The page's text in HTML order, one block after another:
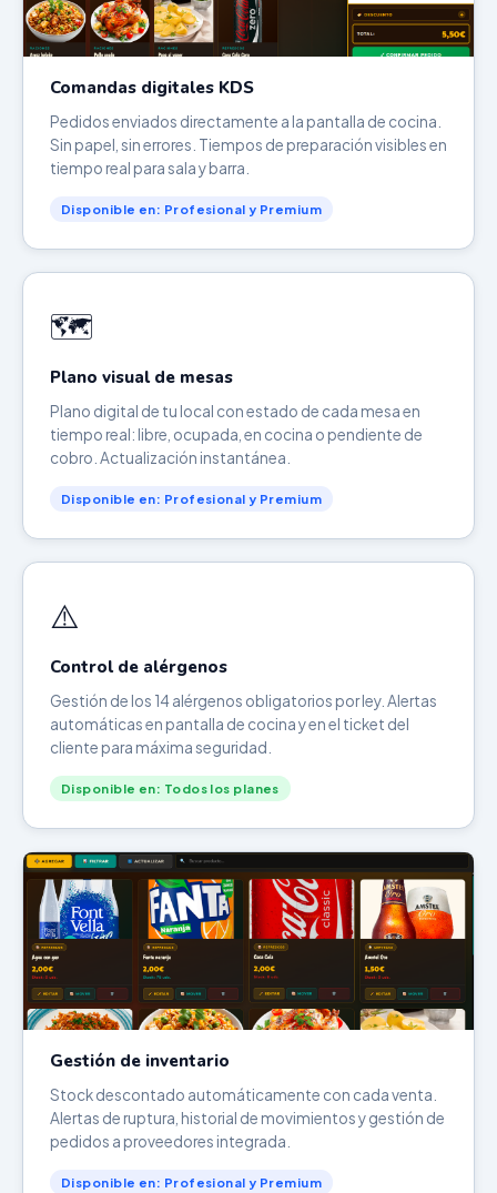
Comandas digitales KDS
Pedidos enviados directamente a la pantalla de cocina.
Sin papel, sin errores. Tiempos de preparación visibles en
tiempo real para sala y barra.
Disponible en: Profesional y Premium
🗺️
Plano visual de mesas
Plano digital de tu local con estado de cada mesa en
tiempo real: libre, ocupada, en cocina o pendiente de
cobro. Actualización instantánea.
Disponible en: Profesional y Premium
⚠️
Control de alérgenos
Gestión de los 14 alérgenos obligatorios por ley. Alertas
automáticas en pantalla de cocina y en el ticket del
cliente para máxima seguridad.
Disponible en: Todos los planes
Gestión de inventario
Stock descontado automáticamente con cada venta.
Alertas de ruptura, historial de movimientos y gestión de
pedidos a proveedores integrada.
Disponible en: Profesional y Premium